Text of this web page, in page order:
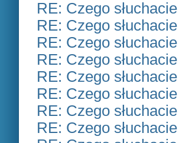
RE: Czego
RE: Czego
RE: Czego
RE: Czego
RE: Czego
RE: Czego
RE: Czego
RE: Czego